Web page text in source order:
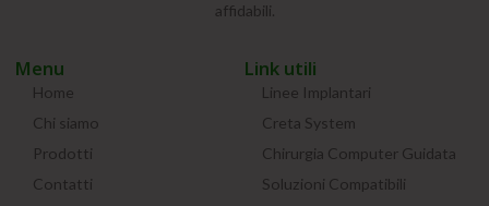
affidabili.
Menu
Home
Chi siamo
Prodotti
Contatti
Link utili
Linee Implantari
Creta System
Chirurgia Computer Guidata
Soluzioni Compatibili